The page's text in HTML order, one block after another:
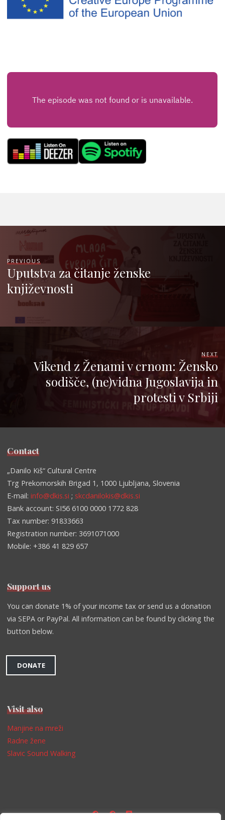
PREVIOUS
Uputstva za čitanje ženske
književnosti
NEXT
Vikend z Ženami v crnom: Žensko
sodišče, (ne)vidna Jugoslavija in
protesti v Srbiji
Contact
„Danilo Kiš“ Cultural Centre
Trg Prekomorskih Brigad 1, 1000 Ljubljana, Slovenia
E-mail:info@dkis.si ; skcdanilokis@dkis.si
Bank account: SI56 6100 0000 1772 828
Tax number: 91833663
Registration number: 3691071000
Mobile: +386 41 829 657
Support us
You can donate 1% of your income tax or send us a donation
via SEPA or PayPal. All information can be found by clicking the
button below.
DONATE
Visit also
Manjine na mreži
Radne žene
Slavic Sound Walking